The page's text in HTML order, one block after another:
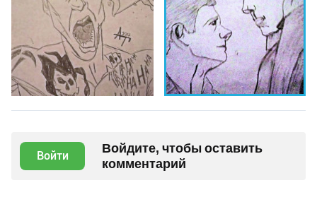
Войти
Войдите, чтобы оставить
комментарий